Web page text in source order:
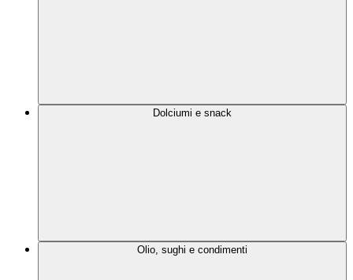
Dolciumi e snack
Olio, sughi e condimenti